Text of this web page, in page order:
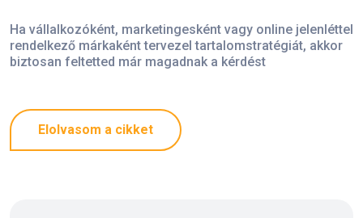
Ha vállalkozóként, marketingesként vagy online jelenléttel
rendelkező márkaként tervezel tartalomstratégiát, akkor
biztosan feltetted már magadnak a kérdést
Elolvasom a cikket